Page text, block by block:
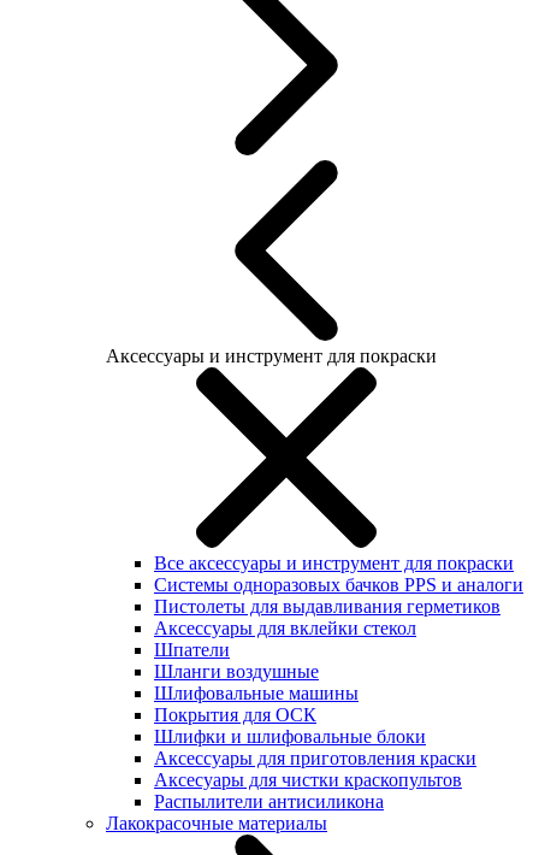
Аксессуары и инструмент для покраски
Все аксессуары и инструмент для покраски
Системы одноразовых бачков PPS и аналоги
Пистолеты для выдавливания герметиков
Аксессуары для вклейки стекол
Шпатели
Шланги воздушные
Шлифовальные машины
Покрытия для ОСК
Шлифки и шлифовальные блоки
Аксессуары для приготовления краски
Аксесуары для чистки краскопультов
Распылители антисиликона
Лакокрасочные материалы